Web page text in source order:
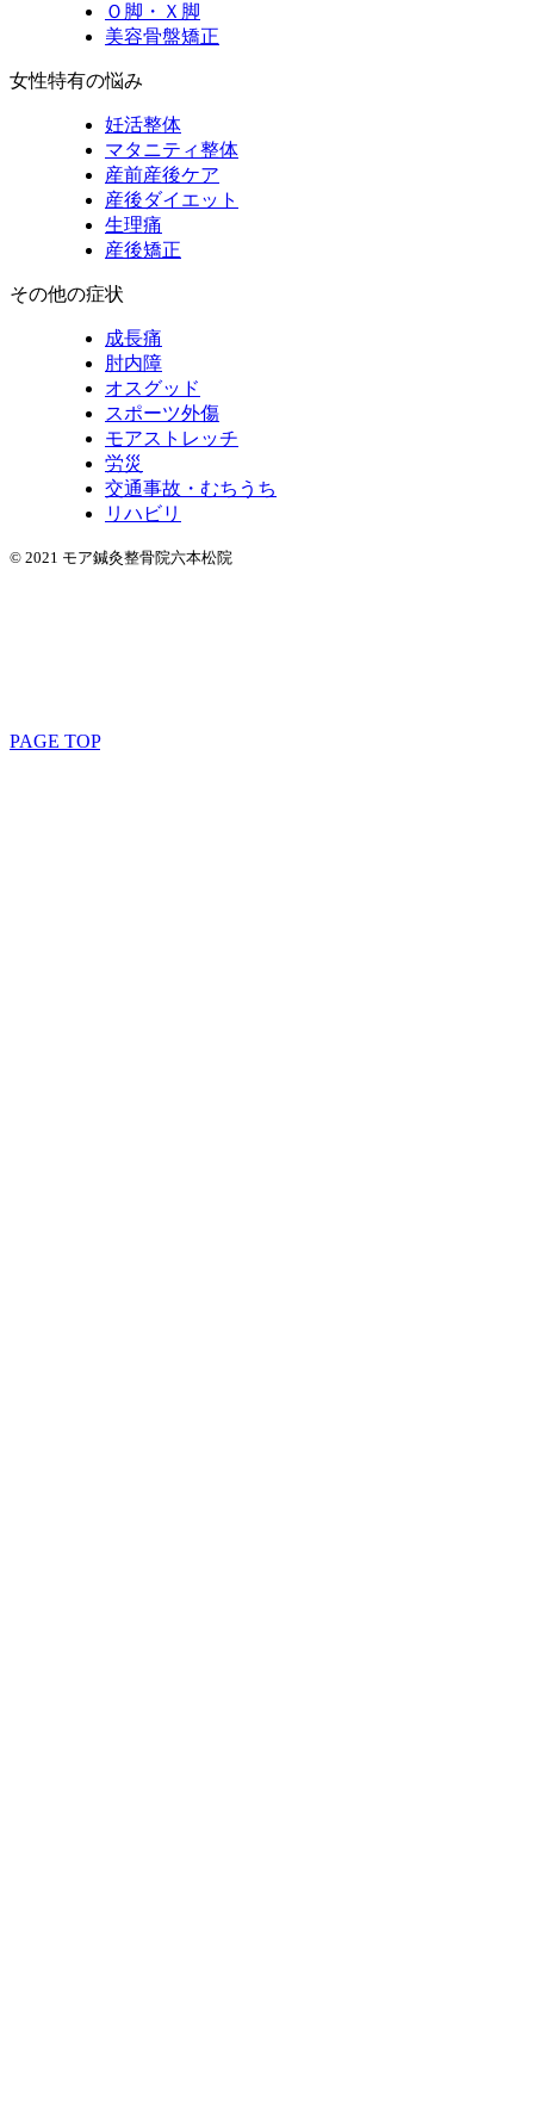
Ｏ脚・Ｘ脚
美容骨盤矯正
女性特有の悩み
妊活整体
マタニティ整体
産前産後ケア
産後ダイエット
生理痛
産後矯正
その他の症状
成長痛
肘内障
オスグッド
スポーツ外傷
モアストレッチ
労災
交通事故・むちうち
リハビリ
© 2021 モア鍼灸整骨院六本松院
PAGE TOP